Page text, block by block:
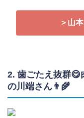
＞山
2. 歯ごたえ抜群😋
の川端さん👨‍🌾